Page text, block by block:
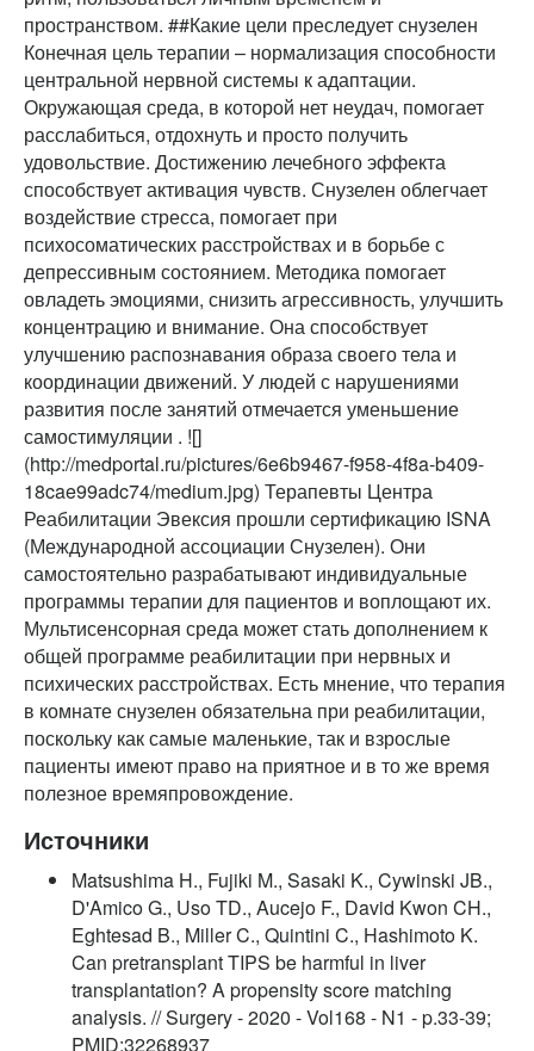
пространством. ##Какие цели преследует снузелен
Конечная цель терапии – нормализация способности
центральной нервной системы к адаптации.
Окружающая среда, в которой нет неудач, помогает
расслабиться, отдохнуть и просто получить
удовольствие. Достижению лечебного эффекта
способствует активация чувств. Снузелен облегчает
воздействие стресса, помогает при
психосоматических расстройствах и в борьбе с
депрессивным состоянием. Методика помогает
овладеть эмоциями, снизить агрессивность, улучшить
концентрацию и внимание. Она способствует
улучшению распознавания образа своего тела и
координации движений. У людей с нарушениями
развития после занятий отмечается уменьшение
самостимуляции . ![]
(http://medportal.ru/pictures/6e6b9467-f958-4f8a-b409-
18cae99adc74/medium.jpg) Терапевты Центра
Реабилитации Эвексия прошли сертификацию ISNA
(Международной ассоциации Снузелен). Они
самостоятельно разрабатывают индивидуальные
программы терапии для пациентов и воплощают их.
Мультисенсорная среда может стать дополнением к
общей программе реабилитации при нервных и
психических расстройствах. Есть мнение, что терапия
в комнате снузелен обязательна при реабилитации,
поскольку как самые маленькие, так и взрослые
пациенты имеют право на приятное и в то же время
полезное времяпровождение.
Источники
Matsushima H., Fujiki M., Sasaki K., Cywinski JB.,
D'Amico G., Uso TD., Aucejo F., David Kwon CH.,
Eghtesad B., Miller C., Quintini C., Hashimoto K.
Can pretransplant TIPS be harmful in liver
transplantation? A propensity score matching
analysis. // Surgery - 2020 - Vol168 - N1 - p.33-39;
PMID:32268937